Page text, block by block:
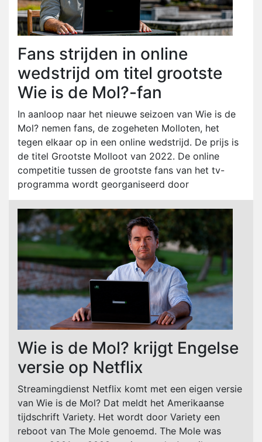
Fans strijden in online
wedstrijd om titel grootste
Wie is de Mol?-fan
In aanloop naar het nieuwe seizoen van Wie is de
Mol? nemen fans, de zogeheten Molloten, het
tegen elkaar op in een online wedstrijd. De prijs is
de titel Grootste Molloot van 2022. De online
competitie tussen de grootste fans van het tv-
programma wordt georganiseerd door
Wie is de Mol? krijgt Engelse
versie op Netflix
Streamingdienst Netflix komt met een eigen versie
van Wie is de Mol? Dat meldt het Amerikaanse
tijdschrift Variety. Het wordt door Variety een
reboot van The Mole genoemd. The Mole was